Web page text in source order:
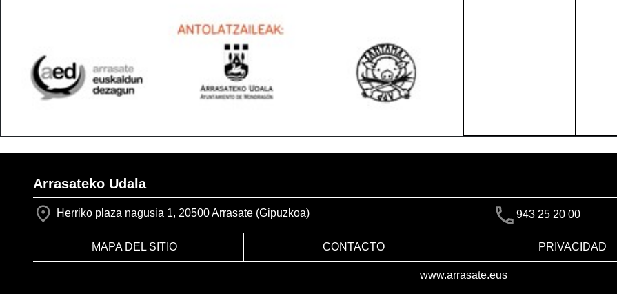
Arrasateko Udala
Herriko plaza nagusia 1, 20500 Arrasate (Gipuzkoa) 943 25 20 00
MAPA DEL SITIO CONTACTO PRIVACIDAD
www.arrasate.eus